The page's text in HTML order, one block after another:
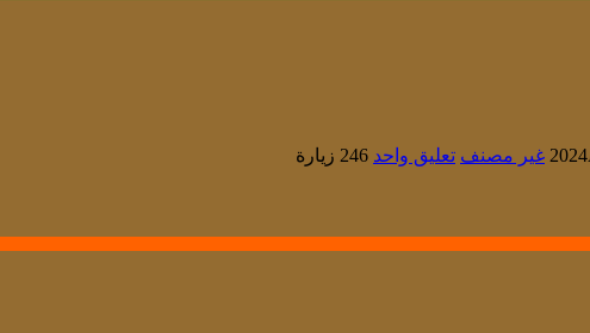
غير مصنف تعليق واحد 246 زيارة